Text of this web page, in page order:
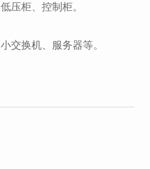
压柜、控制柜。
交换机、服务器等。